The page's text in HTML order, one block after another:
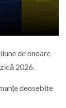
de onoare
2026.
deosebite